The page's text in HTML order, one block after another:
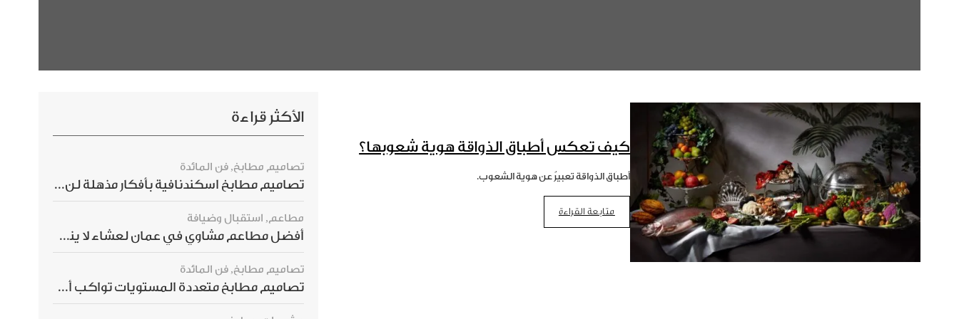
كيف تعكس أطباق الذواقة هوية شعوبها؟
أطباق الذواقة تعبيرٌ عن هوية الشعوب.
متابعة القراءة
الأكثر قراءة
تصاميم مطابخ, فن المائدة
تصاميم مطابخ اسكندنافية بأفكار مذهلة لن ترغبي بتفويتها
مطاعم, استقبال وضيافة
أفضل مطاعم مشاوي في عمان لعشاء لا ينسى
تصاميم مطابخ, فن المائدة
تصاميم مطابخ متعددة المستويات تواكب أحدث صيحات الديكور العالمي